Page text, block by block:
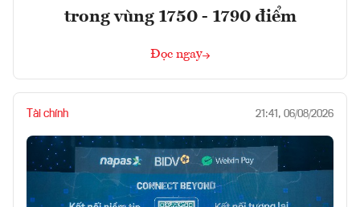
trong vùng 1750 - 1790 điểm
Đọc ngay
Tài chính 21:41, 06/08/2026